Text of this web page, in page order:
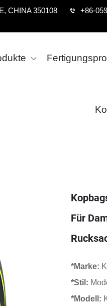
CHINA 350108
+86-
Für
*Marke:
*Stil:
*Modell: